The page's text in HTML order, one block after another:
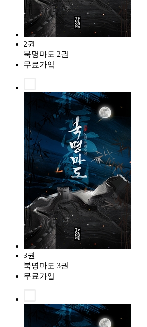
2권
북명마도 2권
무료가입
3권
북명마도 3권
무료가입